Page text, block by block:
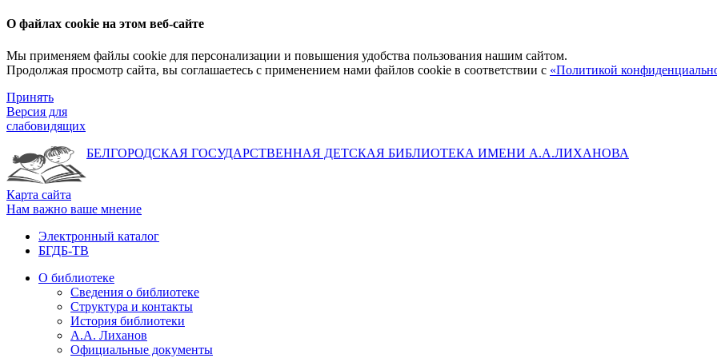
О файлах cookie на этом веб-сайте
Мы применяем файлы cookie для персонализации и повышения удобства пользования нашим сайтом.
Продолжая просмотр сайта, вы соглашаетесь с применением нами файлов cookie в соответствии с «Политикой
Принять
Версия для
слабовидящих
БЕЛГОРОДСКАЯ ГОСУДАРСТВЕННАЯ ДЕТСКАЯ БИБЛИОТЕКА ИМЕНИ А.А.ЛИХАНОВА
Карта сайта
Нам важно ваше мнение
Электронный каталог
БГДБ-ТВ
О библиотеке
Сведения о библиотеке
Структура и контакты
История библиотеки
А.А. Лиханов
Официальные документы